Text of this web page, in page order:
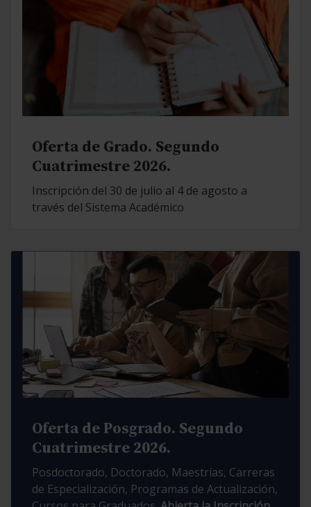
Oferta de Grado. Segundo
Cuatrimestre 2026.
Inscripción del 30 de julio al 4 de agosto a
través del Sistema Académico
Oferta de Posgrado. Segundo
Cuatrimestre 2026.
Posdoctorado, Doctorado, Maestrías, Carreras
de Especialización, Programas de Actualización,